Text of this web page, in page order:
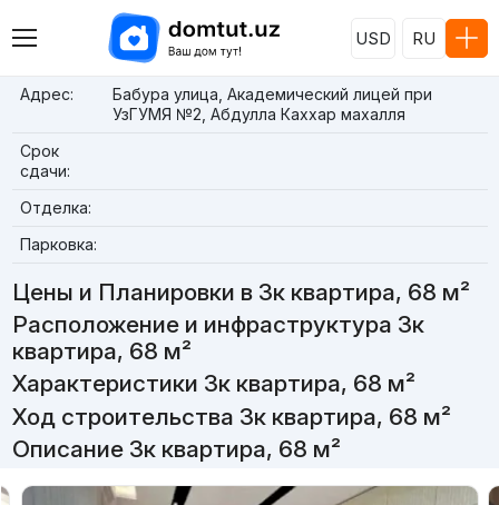
USD RU
Адрес:
Бабура улица, Академический лицей при
УзГУМЯ №2, Абдулла Каххар махалля
Срок
сдачи:
Отделка:
Парковка:
Цены и Планировки в 3к квартира, 68 м²
Расположение и инфраструктура 3к
квартира, 68 м²
Характеристики 3к квартира, 68 м²
Ход строительства 3к квартира, 68 м²
Описание 3к квартира, 68 м²